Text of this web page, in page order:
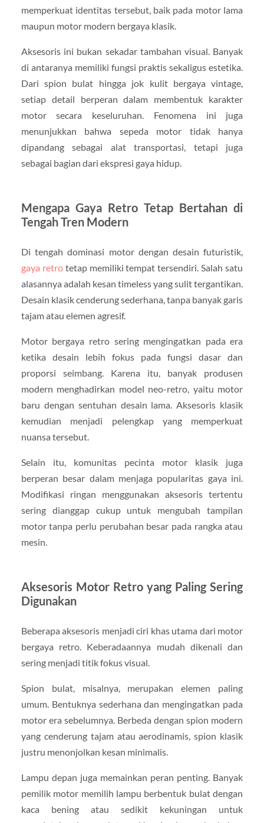
memperkuat identitas tersebut, baik pada motor lama
maupun motor modern bergaya klasik.
Aksesoris ini bukan sekadar tambahan visual. Banyak
di antaranya memiliki fungsi praktis sekaligus estetika.
Dari spion bulat hingga jok kulit bergaya vintage,
setiap detail berperan dalam membentuk karakter
motor secara keseluruhan. Fenomena ini juga
menunjukkan bahwa sepeda motor tidak hanya
dipandang sebagai alat transportasi, tetapi juga
sebagai bagian dari ekspresi gaya hidup.
Mengapa Gaya Retro Tetap Bertahan di
Tengah Tren Modern
Di tengah dominasi motor dengan desain futuristik,
gaya retrotetap memiliki tempat tersendiri. Salah satu
alasannya adalah kesan timeless yang sulit tergantikan.
Desain klasik cenderung sederhana, tanpa banyak garis
tajam atau elemen agresif.
Motor bergaya retro sering mengingatkan pada era
ketika desain lebih fokus pada fungsi dasar dan
proporsi seimbang. Karena itu, banyak produsen
modern menghadirkan model neo-retro, yaitu motor
baru dengan sentuhan desain lama. Aksesoris klasik
kemudian menjadi pelengkap yang memperkuat
nuansa tersebut.
Selain itu, komunitas pecinta motor klasik juga
berperan besar dalam menjaga popularitas gaya ini.
Modifikasi ringan menggunakan aksesoris tertentu
sering dianggap cukup untuk mengubah tampilan
motor tanpa perlu perubahan besar pada rangka atau
mesin.
Aksesoris Motor Retro yang Paling Sering
Digunakan
Beberapa aksesoris menjadi ciri khas utama dari motor
bergaya retro. Keberadaannya mudah dikenali dan
sering menjadi titik fokus visual.
Spion bulat, misalnya, merupakan elemen paling
umum. Bentuknya sederhana dan mengingatkan pada
motor era sebelumnya. Berbeda dengan spion modern
yang cenderung tajam atau aerodinamis, spion klasik
justru menonjolkan kesan minimalis.
Lampu depan juga memainkan peran penting. Banyak
pemilik motor memilih lampu berbentuk bulat dengan
kaca bening atau sedikit kekuningan untuk